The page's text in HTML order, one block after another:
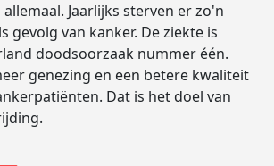
Jaarlijks sterven er zo'n
gevolg van kanker. De ziekte is
doodsoorzaak nummer één.
genezing en een betere kwaliteit
Dat is het doel van